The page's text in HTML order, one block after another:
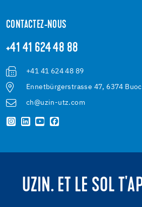
CONTACTEZ-NOUS
+41 41 624 48 88
+41 41 624 48 89
Ennetbürgerstrasse 47, 6374
ch@uzin-utz.com
UZIN. ET LE SOL